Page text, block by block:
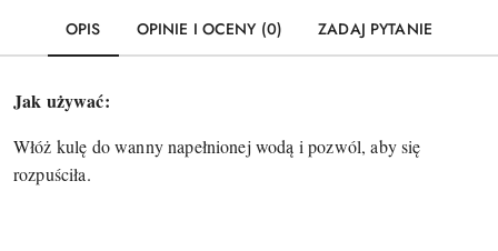
OPIS OPINIE I OCENY (0) ZADAJ PYTANIE
Jak używać:
Włóż kulę do wanny napełnionej wodą i pozwól, aby się
rozpuściła.